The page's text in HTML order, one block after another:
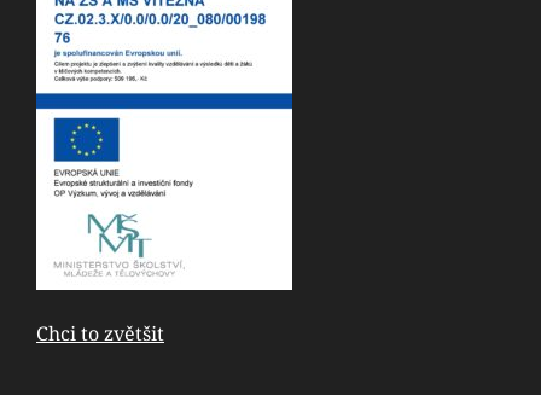
Chci to zvětšit